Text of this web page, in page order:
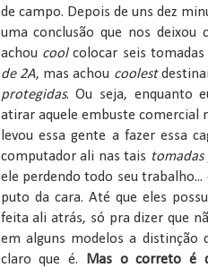
de campo. Depois de uns dez
uma conclusão que nos deixou
achou coolcolocar seis
de 2A, mas achou coolest
protegidas. Ou seja, enquanto
atirar aquele embuste comercial
levou essa gente a fazer essa
computador ali nas tais
ele perdendo todo seu
puto da cara. Até que eles
feita ali atrás, só pra dizer que
em alguns modelos a distinção
claro que é.
Mas o correto é